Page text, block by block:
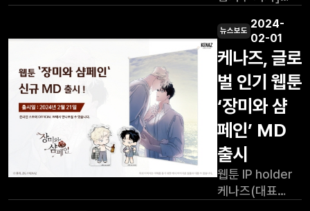
양성'을 위한
업무협약을
체결했다고 12일
밝혔다. 협약은
△글로벌 웹툰
콘텐츠
작가 초청 강연을
실시하며 웹툰
분야에서의 산·관
·학 협업의 첫
발걸음을
내디뎠다"고
밝혔다. 이번
업무협약은
남양주시 미래
선도산업
활성화와 지역
청년 취·창업
이우재)는 지난
2월 '장미와
샴페인' MD에
이어 웹툰
'비밀한 연애'의
첫번째 공식
MD를 발매한다.
국내 콘텐츠
플랫폼 리디에서
인기리에 서비스
중인 해당 작품은
뉴스보도
2024-
02-01
케나즈, 글로
벌 인기 웹툰
‘장미와 샴
페인’ MD
출시
웹툰 IP holder
케나즈(대표